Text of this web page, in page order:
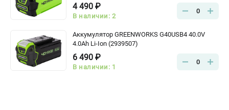
4 490 ₽
В наличии: 2
0
Аккумулятор GREENWORKS G40USB4 40.0V
4.0Ah Li-Ion (2939507)
6 490 ₽
В наличии: 1
0